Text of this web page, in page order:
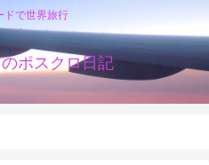
ドで世界旅行
ポスクロ日記